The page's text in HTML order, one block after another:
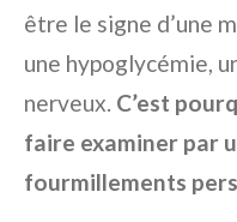
être le signe d’une
une hypoglycémie,
nerveux. C’est
faire examiner par
fourmillements